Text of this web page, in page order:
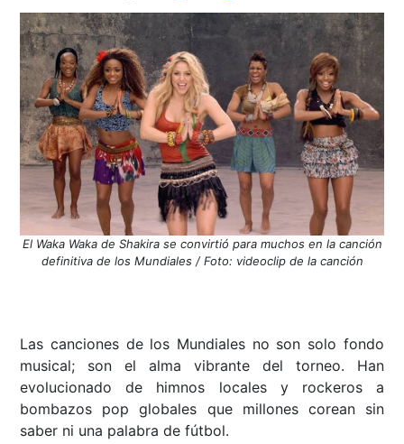
El Waka Waka de Shakira se convirtió para muchos en la canción
definitiva de los Mundiales / Foto: videoclip de la canción
Las canciones de los Mundiales no son solo fondo
musical; son el alma vibrante del torneo. Han
evolucionado de himnos locales y rockeros a
bombazos pop globales que millones corean sin
saber ni una palabra de fútbol.